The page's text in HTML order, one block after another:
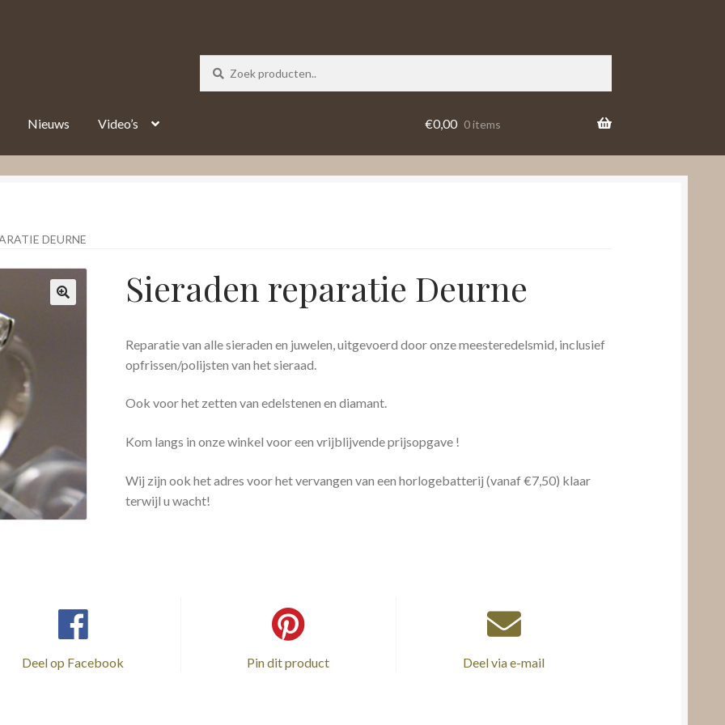
Nieuws Video’s €0,00 0 items
DEURNE
Sieraden reparatie Deurne
Reparatie van alle sieraden en juwelen, uitgevoerd door onze meesteredelsmid, inclusief
opfrissen/polijsten van het sieraad.
Ook voor het zetten van edelstenen en diamant.
Kom langs in onze winkel voor een vrijblijvende prijsopgave !
Wij zijn ook het adres voor het vervangen van een horlogebatterij (vanaf €7,50) klaar
terwijl u wacht!
Deel op Facebook Pin dit product Deel via e-mail